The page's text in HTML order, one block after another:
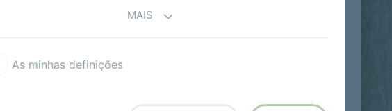
a qualquer espaço. O seu
num padrão muito
MAIS
As minhas definições